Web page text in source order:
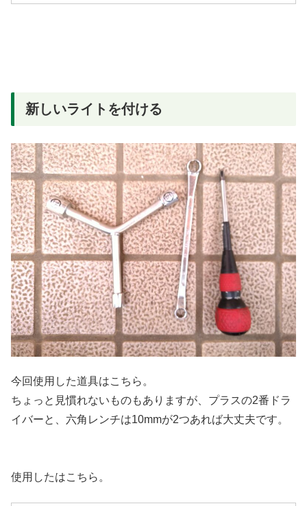
新しいライトを付ける
今回使用した道具はこちら。
ちょっと見慣れないものもありますが、プラスの2番ドラ
イバーと、六角レンチは10mmが2つあれば大丈夫です。
使用したはこちら。